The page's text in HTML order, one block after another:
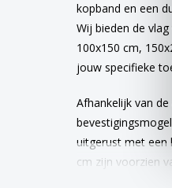
kopband en een
Wij bieden de vlag
100x150 cm,
jouw specifieke
Afhankelijk van
uitgerust met een
cm zijn voorzien